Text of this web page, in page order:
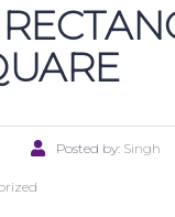
Posted by: Singh